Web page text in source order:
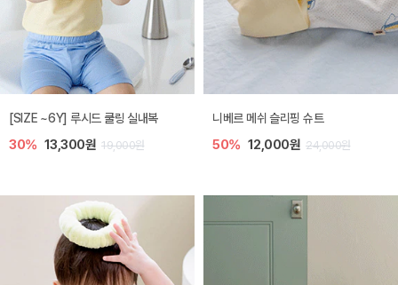
[SIZE ~6Y] 루시드 쿨링 실내복
30% 13,300원 19,000원
니베르 메쉬 슬리핑 슈트
50% 12,000원 24,000원